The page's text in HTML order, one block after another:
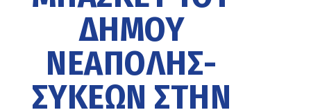
ΔΉΜΟΥ
ΝΕΆΠΟΛΗΣ-
ΣΥΚΕΏΝ ΣΤΗΝ